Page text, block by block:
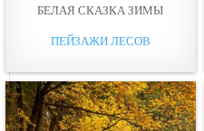
БЕЛАЯ СКАЗКА ЗИМЫ
ПЕЙЗАЖИ ЛЕСОВ